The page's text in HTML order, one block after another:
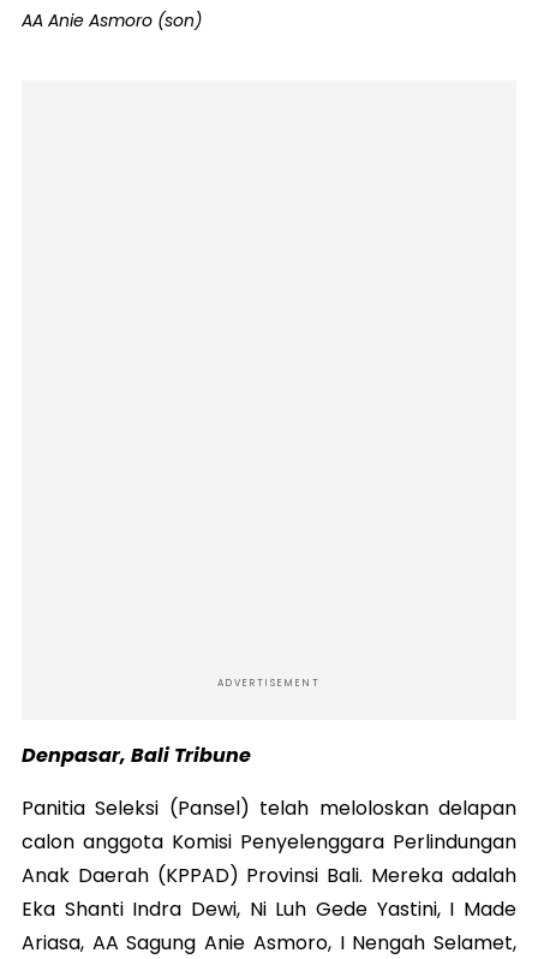
AA Anie Asmoro (son)
ADVERTISEMENT
Denpasar, Bali Tribune
Panitia Seleksi (Pansel) telah meloloskan delapan
calon anggota Komisi Penyelenggara Perlindungan
Anak Daerah (KPPAD) Provinsi Bali. Mereka adalah
Eka Shanti Indra Dewi, Ni Luh Gede Yastini, I Made
Ariasa, AA Sagung Anie Asmoro, I Nengah Selamet,